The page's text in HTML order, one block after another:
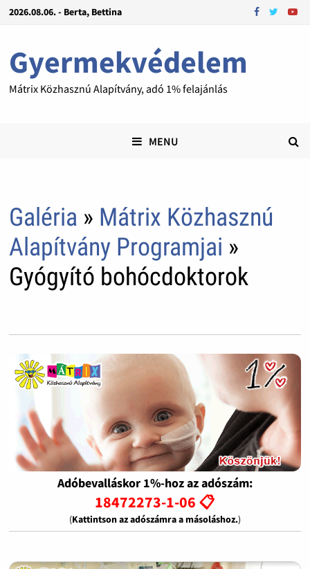
2026.08.06. - Berta, Bettina
Gyermekvédelem
Mátrix Közhasznú Alapítvány, adó 1% felajánlás
MENU
Galéria » Mátrix Közhasznú
Alapítvány Programjai »
Gyógyító bohócdoktorok
Adóbevalláskor 1%-hoz az adószám:
18472273-1-06 📋
(Kattintson az adószámra a másoláshoz.)